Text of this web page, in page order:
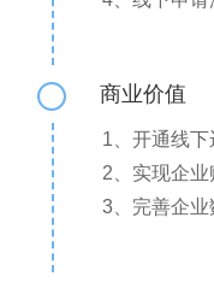
商业价值
1、开通线
2、实现企
3、完善企